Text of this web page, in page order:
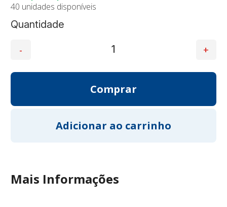
Quantidade
40 unidades disponíveis
Mais Informações